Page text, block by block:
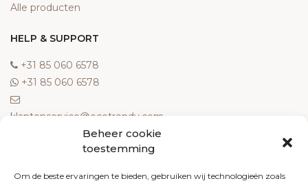
Beheer cookie
toestemming
Om de beste ervaringen te bieden, gebruiken wij technologieën zoals
Alle producten
HELP & SUPPORT
‎+31 85 060 6578
‎+31 85 060 6578
klantenservice@ecotrendy.com
Meest gestelde vragen